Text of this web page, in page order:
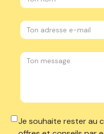
Je souhaite rester au